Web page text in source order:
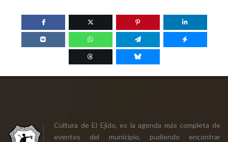
Cultura de El Ejido, es la agenda más completa de
eventos del municipio, pudiendo encontrar